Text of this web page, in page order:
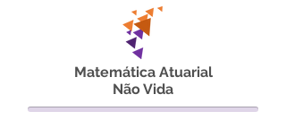
Matemática Atuarial
Não Vida